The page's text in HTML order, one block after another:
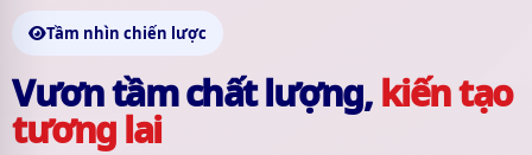
Tầm nhìn chiến lược
Vươn tầm chất lượng,kiến tạo
tương lai